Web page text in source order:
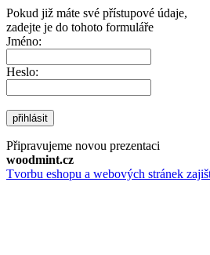
Pokud již máte své přístupové údaje,
zadejte je do tohoto formuláře
Jméno:
Heslo:
přihlásit
Připravujeme novou prezentaci
woodmint.cz
Tvorbu eshopu a webových stránek